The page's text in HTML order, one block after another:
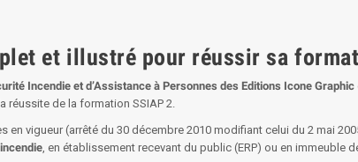
et illustré pour réussir sa
Incendie et d’Assistance à Personnes des Editions Icone Graphic
réussite de la formation SSIAP 2.
en vigueur (arrêté du 30 décembre 2010 modifiant celui du 2 mai
, en établissement recevant du public (ERP) ou en immeuble